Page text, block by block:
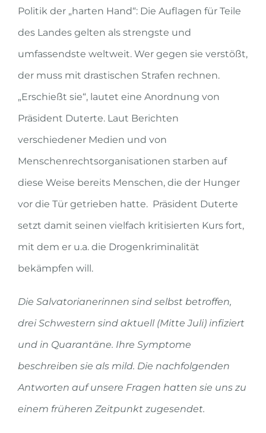
Politik der „harten Hand“: Die Auflagen für Teile
des Landes gelten als strengste und
umfassendste weltweit. Wer gegen sie verstößt,
der muss mit drastischen Strafen rechnen.
„Erschießt sie“, lautet eine Anordnung von
Präsident Duterte. Laut Berichten
verschiedener Medien und von
Menschenrechtsorganisationen starben auf
diese Weise bereits Menschen, die der Hunger
vor die Tür getrieben hatte. Präsident Duterte
setzt damit seinen vielfach kritisierten Kurs fort,
mit dem er u.a. die Drogenkriminalität
bekämpfen will.
Die Salvatorianerinnen sind selbst betroffen,
drei Schwestern sind aktuell (Mitte Juli) infiziert
und in Quarantäne. Ihre Symptome
beschreiben sie als mild. Die nachfolgenden
Antworten auf unsere Fragen hatten sie uns zu
einem früheren Zeitpunkt zugesendet.